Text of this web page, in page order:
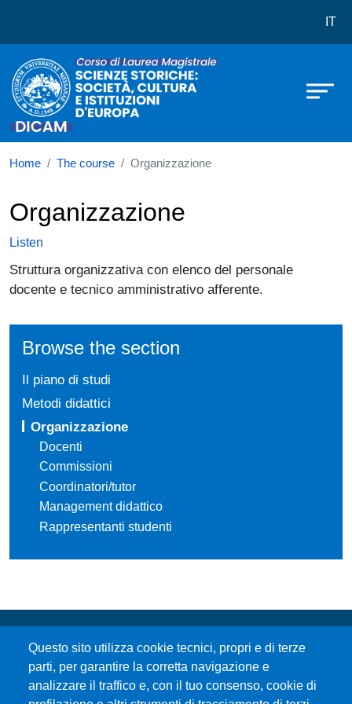
Corso di laurea in Scienze IT
Home The course Organizzazione
Organizzazione
Listen
Struttura organizzativa con elenco del personale
docente e tecnico amministrativo afferente.
Browse the section
Il piano di studi
Metodi didattici
Organizzazione
Docenti
Commissioni
Coordinatori/tutor
Management didattico
Rappresentanti studenti
Questo sito utilizza cookie tecnici, propri e di terze
parti, per garantire la corretta navigazione e
analizzare il traffico e, con il tuo consenso, cookie di